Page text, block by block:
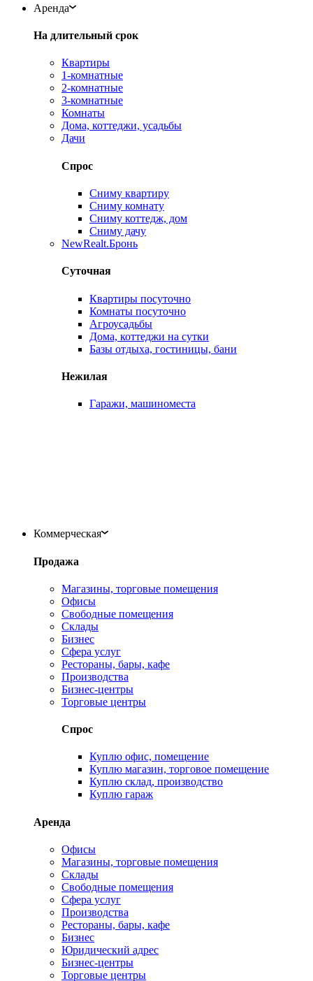
Аренда
На длительный срок
Квартиры
1-комнатные
2-комнатные
3-комнатные
Комнаты
Дома, коттеджи, усадьбы
Дачи
Спрос
Сниму квартиру
Сниму комнату
Сниму коттедж, дом
Сниму дачу
NewRealt.Бронь
Суточная
Квартиры посуточно
Комнаты посуточно
Агроусадьбы
Дома, коттеджи на сутки
Базы отдыха, гостиницы, бани
Нежилая
Гаражи, машиноместа
Коммерческая
Продажа
Магазины, торговые помещения
Офисы
Свободные помещения
Склады
Бизнес
Сфера услуг
Рестораны, бары, кафе
Производства
Бизнес-центры
Торговые центры
Спрос
Куплю офис, помещение
Куплю магазин, торговое помещение
Куплю склад, производство
Куплю гараж
Аренда
Офисы
Магазины, торговые помещения
Склады
Свободные помещения
Сфера услуг
Производства
Рестораны, бары, кафе
Бизнес
Юридический адрес
Бизнес-центры
Торговые центры